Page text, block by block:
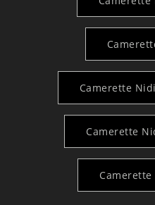
Camerette
Camerette